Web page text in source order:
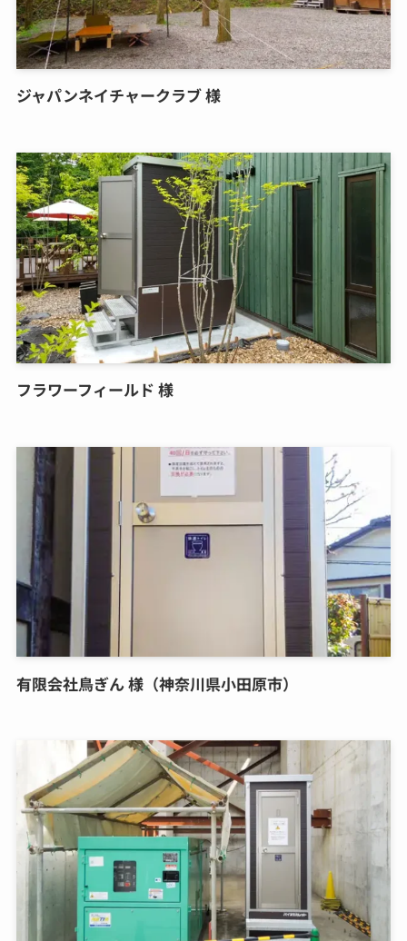
ジャパンネイチャークラブ 様
フラワーフィールド 様
有限会社鳥ぎん 様（神奈川県小田原市）